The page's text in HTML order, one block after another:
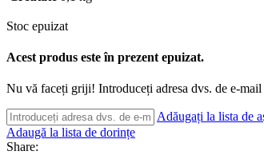
Stoc epuizat
Acest produs este în prezent epuizat.
Nu vă faceți griji! Introduceți adresa dvs. de e-
Adăugați la lista de
Adaugă la lista de dorințe
Share: